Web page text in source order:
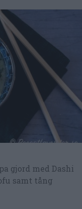
gjord med Dashi
samt tång